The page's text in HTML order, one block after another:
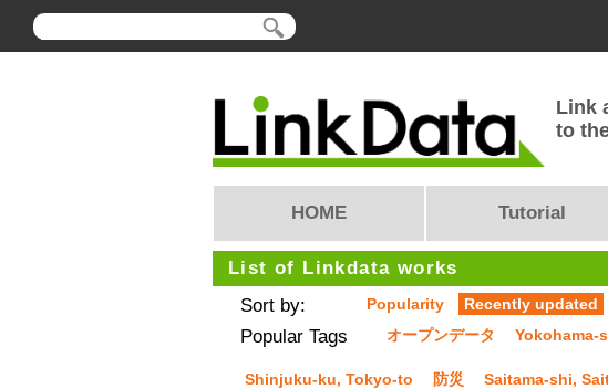
Link
to
HOME Tutorial
List of Linkdata works
Sort by: Popularity Recently updated
Popular Tags オープンデータ Yokohama-
Shinjuku-ku, Tokyo-to
防災 Saitama-shi,